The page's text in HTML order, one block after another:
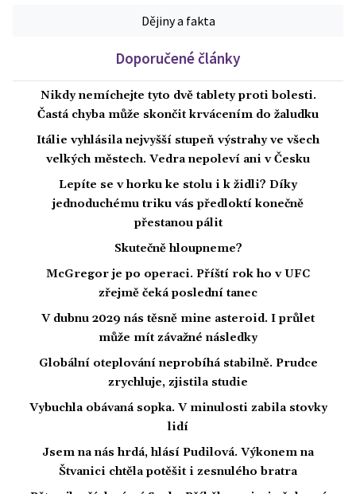
Dějiny a fakta
Doporučené články
Nikdy nemíchejte tyto dvě tablety proti bolesti.
Častá chyba může skončit krvácením do žaludku
Itálie vyhlásila nejvyšší stupeň výstrahy ve všech
velkých městech. Vedra nepoleví ani v Česku
Lepíte se v horku ke stolu i k židli? Díky
jednoduchému triku vás předloktí konečně
přestanou pálit
Skutečně hloupneme?
McGregor je po operaci. Příští rok ho v UFC
zřejmě čeká poslední tanec
V dubnu 2029 nás těsně mine asteroid. I průlet
může mít závažné následky
Globální oteplování neprobíhá stabilně. Prudce
zrychluje, zjistila studie
Vybuchla obávaná sopka. V minulosti zabila stovky
lidí
Jsem na nás hrdá, hlásí Pudilová. Výkonem na
Štvanici chtěla potěšit i zesnulého bratra